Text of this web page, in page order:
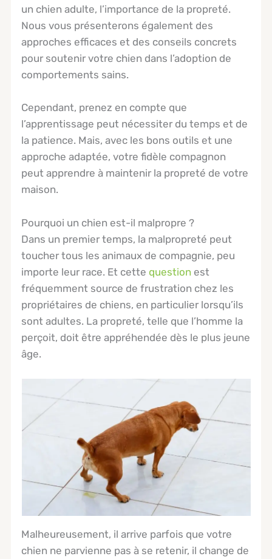
un chien adulte, l’importance de la propreté.
Nous vous présenterons également des
approches efficaces et des conseils concrets
pour soutenir votre chien dans l’adoption de
comportements sains.
Cependant, prenez en compte que
l’apprentissage peut nécessiter du temps et de
la patience. Mais, avec les bons outils et une
approche adaptée, votre fidèle compagnon
peut apprendre à maintenir la propreté de votre
maison.
Pourquoi un chien est-il malpropre ?
Dans un premier temps, la malpropreté peut
toucher tous les animaux de compagnie, peu
importe leur race. Et cettequestion est
fréquemment source de frustration chez les
propriétaires de chiens, en particulier lorsqu’ils
sont adultes. La propreté, telle que l’homme la
perçoit, doit être appréhendée dès le plus jeune
âge.
Malheureusement, il arrive parfois que votre
chien ne parvienne pas à se retenir, il change de